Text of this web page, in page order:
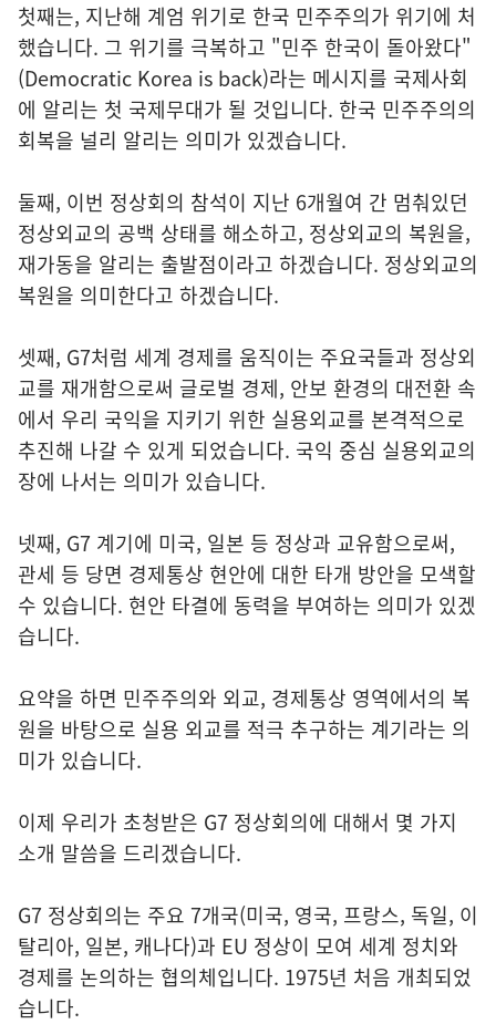
첫째는, 지난해 계엄 위기로 한국 민주주의가 위기에 처
했습니다. 그 위기를 극복하고 "민주 한국이 돌아왔다"
(Democratic Korea is back)라는 메시지를 국제사회
에 알리는 첫 국제무대가 될 것입니다. 한국 민주주의의
회복을 널리 알리는 의미가 있겠습니다.
둘째, 이번 정상회의 참석이 지난 6개월여 간 멈춰있던
정상외교의 공백 상태를 해소하고, 정상외교의 복원을,
재가동을 알리는 출발점이라고 하겠습니다. 정상외교의
복원을 의미한다고 하겠습니다.
셋째, G7처럼 세계 경제를 움직이는 주요국들과 정상외
교를 재개함으로써 글로벌 경제, 안보 환경의 대전환 속
에서 우리 국익을 지키기 위한 실용외교를 본격적으로
추진해 나갈 수 있게 되었습니다. 국익 중심 실용외교의
장에 나서는 의미가 있습니다.
넷째, G7 계기에 미국, 일본 등 정상과 교유함으로써,
관세 등 당면 경제통상 현안에 대한 타개 방안을 모색할
수 있습니다. 현안 타결에 동력을 부여하는 의미가 있겠
습니다.
요약을 하면 민주주의와 외교, 경제통상 영역에서의 복
원을 바탕으로 실용 외교를 적극 추구하는 계기라는 의
미가 있습니다.
이제 우리가 초청받은 G7 정상회의에 대해서 몇 가지
소개 말씀을 드리겠습니다.
G7 정상회의는 주요 7개국(미국, 영국, 프랑스, 독일, 이
탈리아, 일본, 캐나다)과 EU 정상이 모여 세계 정치와
경제를 논의하는 협의체입니다. 1975년 처음 개최되었
습니다.